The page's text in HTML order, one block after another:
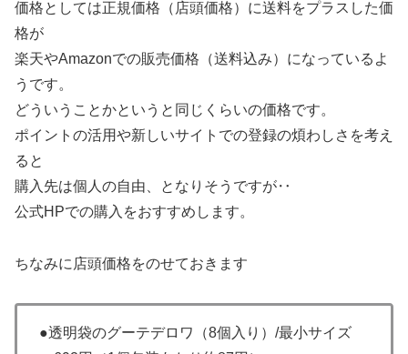
価格としては正規価格（店頭価格）に送料をプラスした価
格が
楽天やAmazonでの販売価格（送料込み）になっているよ
うです。
どういうことかというと同じくらいの価格です。
ポイントの活用や新しいサイトでの登録の煩わしさを考え
ると
購入先は個人の自由、となりそうですが‥
公式HPでの購入をおすすめします。
ちなみに店頭価格をのせておきます
●透明袋のグーテデロワ（8個入り）/最小サイズ